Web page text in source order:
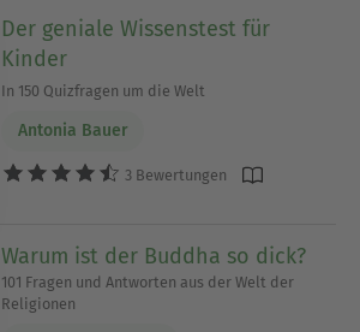
Der geniale Wissenstest für
Kinder
In 150 Quizfragen um die Welt
Antonia Bauer
3 Bewertungen
Warum ist der Buddha so dick?
101 Fragen und Antworten aus der Welt der
Religionen